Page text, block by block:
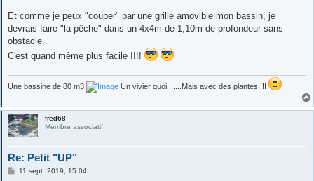
g
e
Et comme je peux "couper" par une grille amovible mon bassin, je
devrais faire "la pêche" dans un 4x4m de 1,10m de profondeur sans
obstacle..
C'est quand même plus facile !!!!
Une bassine de 80 m3 Un vivier quoi!!.....Mais avec des plantes!!!!
fred68
Membre associatif
Re: Petit "UP"
M
11 sept. 2019, 15:04